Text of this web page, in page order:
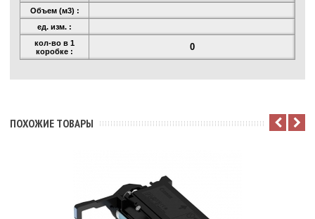
Объем (м3) :
ед. изм. :
кол-во в 1
коробке :
0
ПОХОЖИЕ ТОВАРЫ